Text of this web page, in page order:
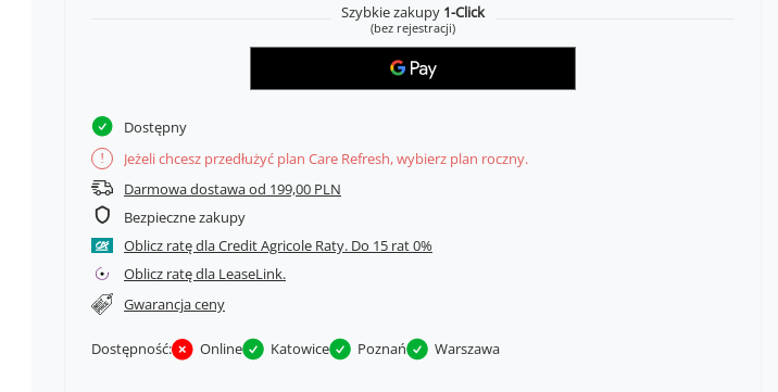
Szybkie zakupy 1-Click
(bez rejestracji)
Dostępny
!
Jeżeli chcesz przedłużyć plan Care Refresh, wybierz plan roczny.
Darmowa dostawa od 199,00 PLN
Bezpieczne zakupy
Oblicz ratę dla Credit Agricole Raty.
Oblicz ratę dla LeaseLink.
Gwarancja ceny
Dostępność: Online Katowice Poznań Warszawa